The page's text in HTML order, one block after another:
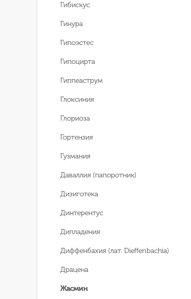
Гибискус
Гинура
Гипоэстес
Гипоцирта
Гиппеаструм
Глоксиния
Глориоза
Гортензия
Гузмания
Даваллия (папоротник)
Дизиготека
Динтерентус
Дипладения
Диффенбахия (лат. Dieffenbachia)
Драцена
Жасмин